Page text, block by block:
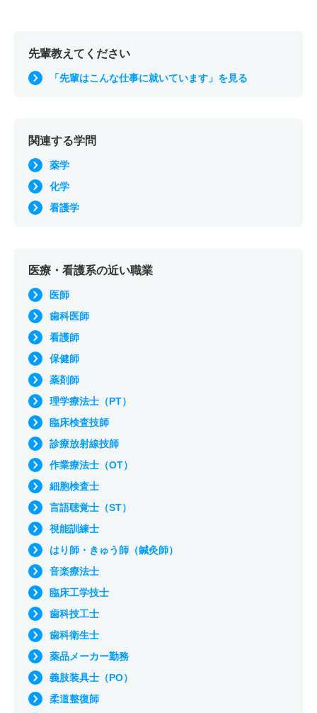
先輩教えてください
「先輩はこんな仕事に就いています」を見る
関連する学問
薬学
化学
看護学
医療・看護系の近い職業
医師
歯科医師
看護師
保健師
薬剤師
理学療法士（PT）
臨床検査技師
診療放射線技師
作業療法士（OT）
細胞検査士
言語聴覚士（ST）
視能訓練士
はり師・きゅう師（鍼灸師）
音楽療法士
臨床工学技士
歯科技工士
歯科衛生士
薬品メーカー勤務
義肢装具士（PO）
柔道整復師